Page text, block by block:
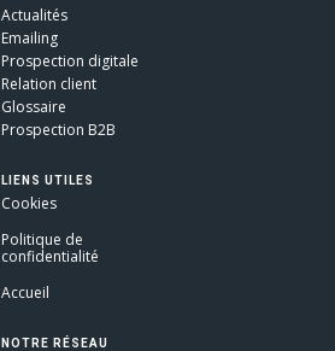
Actualités
Emailing
Prospection digitale
Relation client
Glossaire
Prospection B2B
LIENS UTILES
Cookies
Politique de
confidentialité
Accueil
NOTRE RÉSEAU